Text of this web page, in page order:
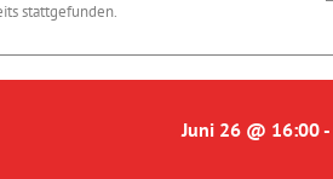
stattgefunden.
Juni 26 @ 16:00-